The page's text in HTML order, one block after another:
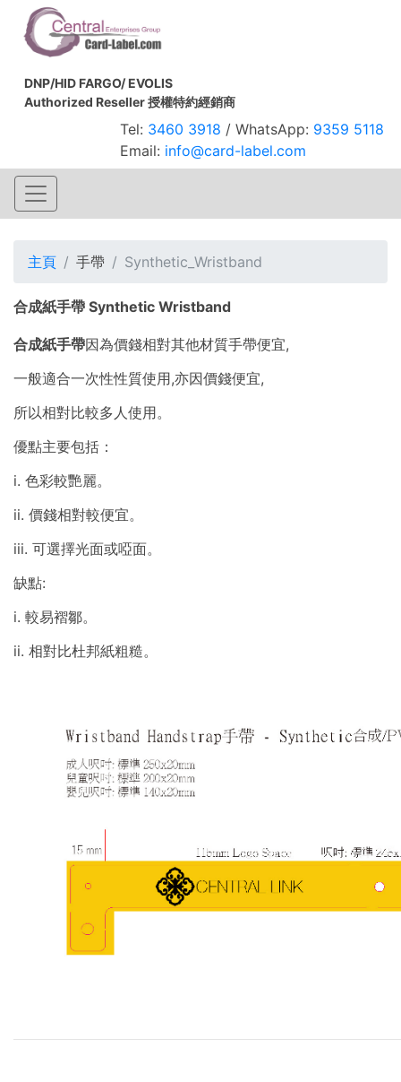
DNP/HID FARGO/ EVOLIS
Authorized Reseller 授權特約經銷商
Tel: 3460 3918 / WhatsApp: 9359 5118
Email: info@card-label.com
主頁 手帶 Synthetic_Wristband
合成紙手帶 Synthetic Wristband
合成紙手帶因為價錢相對其他材質手帶便宜,
一般適合一次性性質使用,亦因價錢便宜,
所以相對比較多人使用。
優點主要包括：
i. 色彩較艷麗。
ii. 價錢相對較便宜。
iii. 可選擇光面或啞面。
缺點:
i. 較易褶鄒。
ii. 相對比杜邦紙粗糙。